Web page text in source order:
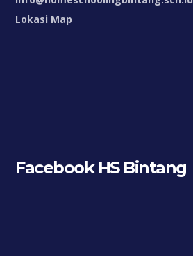
Lokasi Map
Facebook HS Bintang